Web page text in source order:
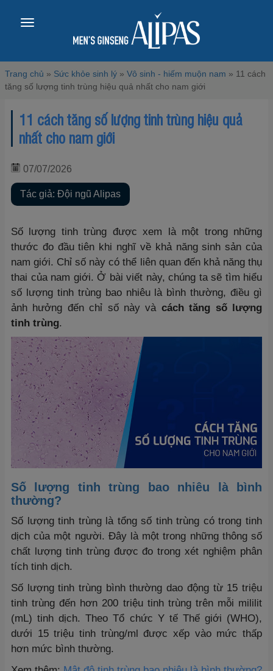
Toggle
Trang chủ » Sức khỏe sinh lý » Vô sinh - hiếm muộn nam » 11 cách
tăng số lượng tinh trùng hiệu quả nhất cho nam giới
11 cách tăng số lượng tinh trùng hiệu quả
nhất cho nam giới
07/07/2026
Tác giả: Đội ngũ Alipas
Số lượng tinh trùng được xem là một trong những
thước đo đầu tiên khi nghĩ về khả năng sinh sản của
nam giới. Chỉ số này có thể liên quan đến khả năng thụ
thai của nam giới. Ở bài viết này, chúng ta sẽ tìm hiểu
số lượng tinh trùng bao nhiêu là bình thường, điều gì
ảnh hưởng đến chỉ số này và cách tăng số lượng
tinh trùng.
Số lượng tinh trùng bao nhiêu là bình
thường?
Số lượng tinh trùng là tổng số tinh trùng có trong tinh
dịch của một người. Đây là một trong những thông số
chất lượng tinh trùng được đo trong xét nghiệm phân
tích tinh dịch.
Số lượng tinh trùng bình thường dao động từ 15 triệu
tinh trùng đến hơn 200 triệu tinh trùng trên mỗi mililit
(mL) tinh dịch. Theo Tổ chức Y tế Thế giới (WHO),
dưới 15 triệu tinh trùng/ml được xếp vào mức thấp
hơn mức bình thường.